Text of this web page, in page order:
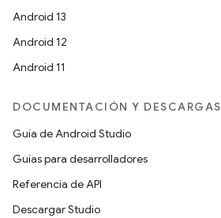
Android 13
Android 12
Android 11
DOCUMENTACIÓN Y DESCARGAS
Guía de Android Studio
Guías para desarrolladores
Referencia de API
Descargar Studio